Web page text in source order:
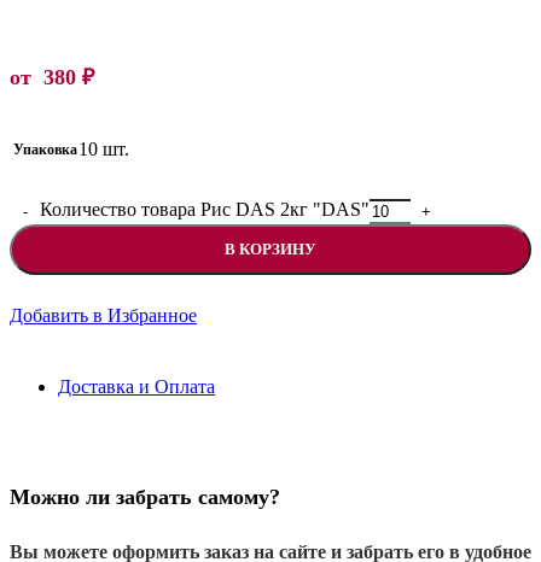
от 380 ₽
Упаковка10 шт.
Количество товара Рис DAS 2кг "DAS"
В КОРЗИНУ
Добавить в Избранное
Доставка и Оплата
Можно ли забрать самому?
Вы можете оформить заказ на сайте и забрать его в удобное